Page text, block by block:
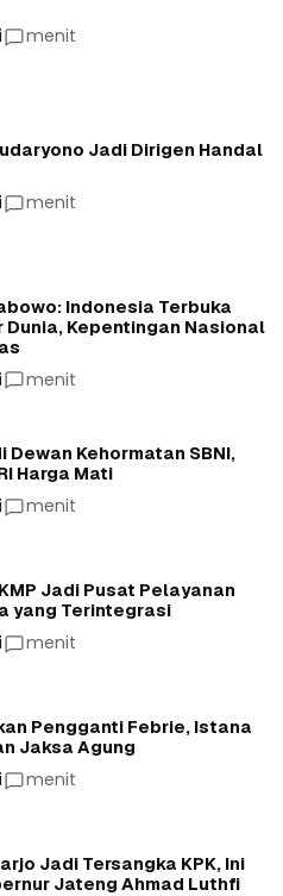
menit
Jadi Dirigen Handal
menit
Indonesia Terbuka
Kepentingan Nasional
menit
Dewan Kehormatan SBNI,
Harga Mati
menit
Jadi Pusat Pelayanan
yang Terintegrasi
menit
Pengganti Febrie, Istana
Jaksa Agung
menit
Jadi Tersangka KPK, Ini
Jateng Ahmad Luthfi